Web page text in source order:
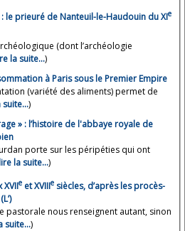
prieuré de Nanteuil-le-Haudouin du XIe
(dont l’archéologie
la suite…)
à Paris sous le Premier Empire
(variété des aliments) permet de
suite…)
» : l’histoire de l'abbaye royale de
porte sur les péripéties qui ont
lire la suite…)
XVIIe et XVIIIe siècles, d’après les procès-
pastorale nous renseignent autant, sinon
suite…)